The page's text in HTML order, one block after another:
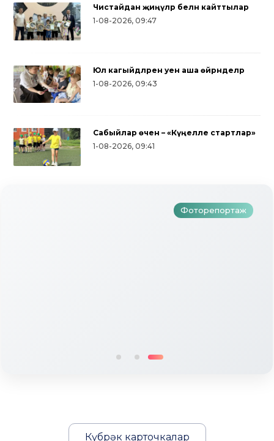
Чистайдан җиңүләр белән кайттылар
1-08-2026, 09:47
Юл кагыйдәләрен уен аша өйрәнделәр
1-08-2026, 09:43
Сабыйлар өчен – «Күңелле стартлар»
1-08-2026, 09:41
Гаетен
Түбән Кама
тапкыр «Авылым
Күбрәк карточкалар